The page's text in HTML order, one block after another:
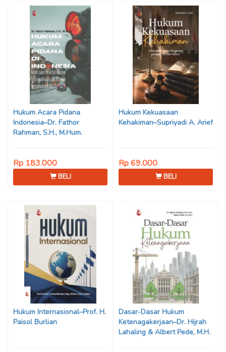
Hukum Acara Pidana
Indonesia–Dr. Fathor
Rahman, S.H., M.Hum.
Rp 183.000
BELI
Hukum Kekuasaan
Kehakiman–Supriyadi A. Arief
Rp 69.000
BELI
Hukum Internasional–Prof. H.
Paisol Burlian
Dasar-Dasar Hukum
Ketenagakerjaan–Dr. Hijrah
Lahaling & Albert Pede, M.H.